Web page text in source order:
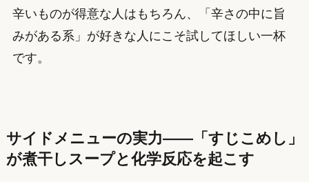
辛いものが得意な人はもちろん、「辛さの中に旨
みがある系」が好きな人にこそ試してほしい一杯
です。
サイドメニューの実力——「すじこめし」
が煮干しスープと化学反応を起こす